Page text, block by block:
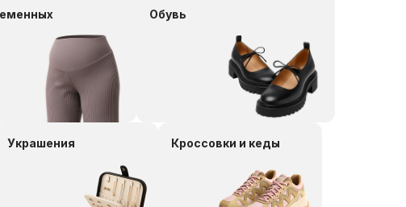
Обувь
Украшения Кроссовки и кеды